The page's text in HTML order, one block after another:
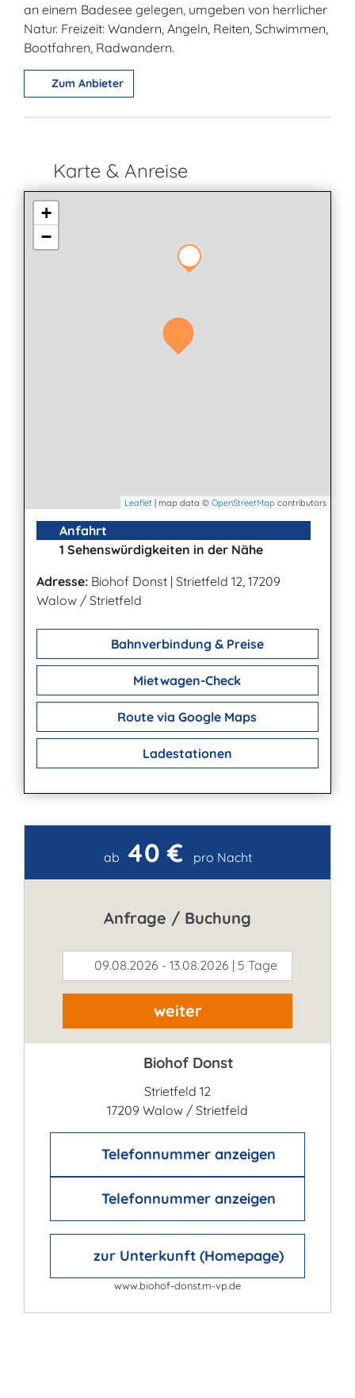
an einem Badesee gelegen, umgeben von herrlicher
Natur. Freizeit: Wandern, Angeln, Reiten, Schwimmen,
Bootfahren, Radwandern.
Zum Anbieter
Karte & Anreise
+
−
Leaflet | map data © OpenStreetMap contributors
Anfahrt
1 Sehenswürdigkeiten in der Nähe
Adresse: Biohof Donst | Strietfeld 12, 17209
Walow / Strietfeld
Bahnverbindung & Preise
Mietwagen-Check
Route via Google Maps
Ladestationen
Kontakt
ab 40 € pro Nacht
Anfrage / Buchung
09.08.2026 - 13.08.2026 | 5 Tage
weiter
Biohof Donst
Strietfeld 12
17209 Walow / Strietfeld
Telefonnummer anzeigen
Telefonnummer anzeigen
zur Unterkunft (Homepage)
www.biohof-donst.m-vp.de